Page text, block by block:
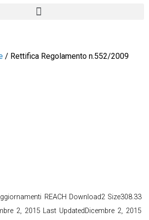
/ Rettifica Regolamento n.552/2009
REACH Download2 Size308.33
2, 2015 Last UpdatedDicembre 2, 2015